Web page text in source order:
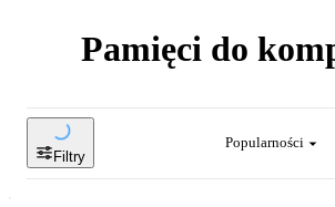
Pamięci do
Filtry
Popularności